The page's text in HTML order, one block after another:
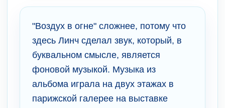
"Воздух в огне" сложнее, потому что
здесь Линч сделал звук, который, в
буквальном смысле, является
фоновой музыкой. Музыка из
альбома играла на двух этажах в
парижской галерее на выставке